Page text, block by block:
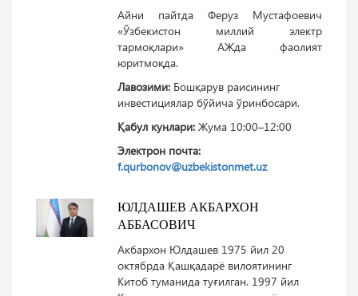
Айни пайтда Феруз Мустафоевич
«Ўзбекистон миллий электр
тармоқлари» АЖда фаолият
юритмоқда.
Лавозими:Бошқарув раисининг
инвестициялар бўйича ўринбосари.
Қабул кунлари:Жума 10:00–12:00
Электрон почта:
f.qurbonov@uzbekistonmet.uz
ЮЛДАШЕВ АКБАРХОН
АББАСОВИЧ
Акбархон Юлдашев 1975 йил 20
октябрда Қашқадарё вилоятининг
Китоб туманида туғилган. 1997 йил